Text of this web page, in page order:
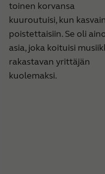
toinen korvansa
kuuroutuisi, kun kasvain
poistettaisiin. Se oli
asia, joka koituisi
rakastavan yrittäjän
kuolemaksi.